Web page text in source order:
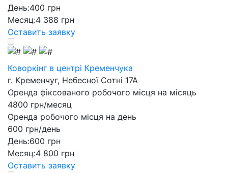
День:400 грн
Месяц:4 388 грн
Оставить заявку
Коворкінг в центрі Кременчука
г. Кременчуг, Небесної Сотні 17А
Оренда фіксованого робочого місця на місяць
4800 грн/месяц
Оренда робочого місця на день
600 грн/день
День:600 грн
Месяц:4 800 грн
Оставить заявку